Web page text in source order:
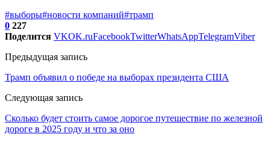
#выборы#новости компаний#трамп
0 227
Поделится VKOK.ruFacebookTwitterWhatsAppTelegramViber
Предыдущая запись
Трамп объявил о победе на выборах президента США
Следующая запись
Сколько будет стоить самое дорогое путешествие по железной
дороге в 2025 году и что за оно